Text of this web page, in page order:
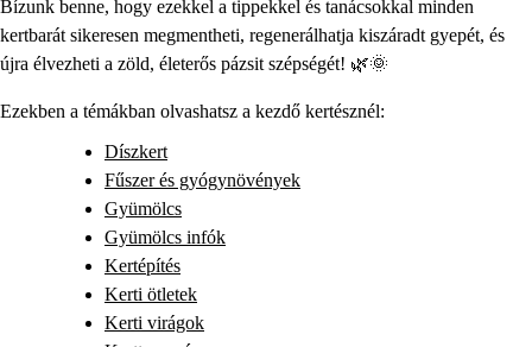
Bízunk benne, hogy ezekkel a tippekkel és tanácsokkal minden
kertbarát sikeresen megmentheti, regenerálhatja kiszáradt gyepét, és
újra élvezheti a zöld, életerős pázsit szépségét! 🌿🌞
Ezekben a témákban olvashatsz a kezdő kertésznél:
Díszkert
Fűszer és gyógynövények
Gyümölcs
Gyümölcs infók
Kertépítés
Kerti ötletek
Kerti virágok